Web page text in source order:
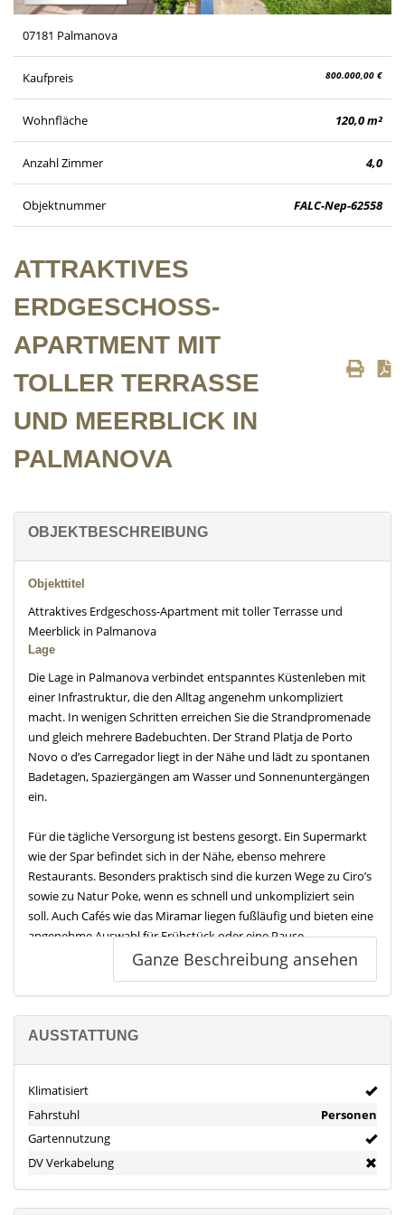
07181 Palmanova
Kaufpreis 800.000,00 €
Wohnfläche 120,0 m²
Anzahl Zimmer 4,0
Objektnummer FALC-Nep-62558
ATTRAKTIVES
ERDGESCHOSS-
APARTMENT MIT
TOLLER TERRASSE
UND MEERBLICK IN
PALMANOVA
OBJEKTBESCHREIBUNG
Objekttitel
Attraktives Erdgeschoss-Apartment mit toller Terrasse und
Meerblick in Palmanova
Lage
Die Lage in Palmanova verbindet entspanntes Küstenleben mit
einer Infrastruktur, die den Alltag angenehm unkompliziert
macht. In wenigen Schritten erreichen Sie die Strandpromenade
und gleich mehrere Badebuchten. Der Strand Platja de Porto
Novo o d’es Carregador liegt in der Nähe und lädt zu spontanen
Badetagen, Spaziergängen am Wasser und Sonnenuntergängen
ein.
Für die tägliche Versorgung ist bestens gesorgt. Ein Supermarkt
wie der Spar befindet sich in der Nähe, ebenso mehrere
Restaurants. Besonders praktisch sind die kurzen Wege zu Ciro’s
sowie zu Natur Poke, wenn es schnell und unkompliziert sein
soll. Auch Cafés wie das Miramar liegen fußläufig und bieten eine
angenehme Auswahl für Frühstück oder eine Pause
Die Anbindung ist ein weiterer Pluspunkt. Eine Bushaltestelle wie
Punta Marroig 1 ist praktisch um die Ecke, sodass Sie Palmanova
und die umliegenden Orte bequem ohne Auto erreichen. Mit
der Insel erleichtert. Der Flughafen Palma de Mallorca ist je nach
Verkehr in etwa 20 bis 30 Minuten erreichbar.
Auch für Freizeit und Gesundheit ist vieles nah dran. Parks und
ein Spielplatz liegen in direkter Umgebung, dazu kommen
Sportangebote wie Tennis sowie ein Fitnessstudio in kurzer
Ganze Beschreibung ansehen
AUSSTATTUNG
Klimatisiert
Fahrstuhl
Personen
Gartennutzung
DV Verkabelung